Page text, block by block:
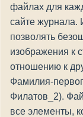
файлах для
сайте
позволять
изображения к
отношению к
Фамилия-
Филатов_2).
все элементы,